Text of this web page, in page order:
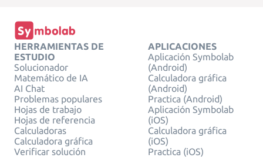
HERRAMIENTAS DE
ESTUDIO
Solucionador
Matemático de IA
AI Chat
Problemas populares
Hojas de trabajo
Hojas de referencia
Calculadoras
Calculadora gráfica
Verificar solución
APLICACIONES
Aplicación Symbolab
(Android)
Calculadora gráfica
(Android)
Practica (Android)
Aplicación Symbolab
(iOS)
Calculadora gráfica
(iOS)
Practica (iOS)